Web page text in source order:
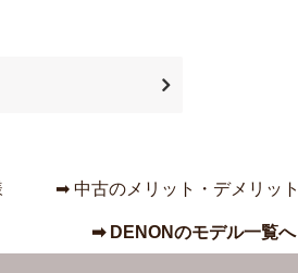
➡︎ 中古のメリット・デメリット
➡︎ DENONのモデル一覧へ